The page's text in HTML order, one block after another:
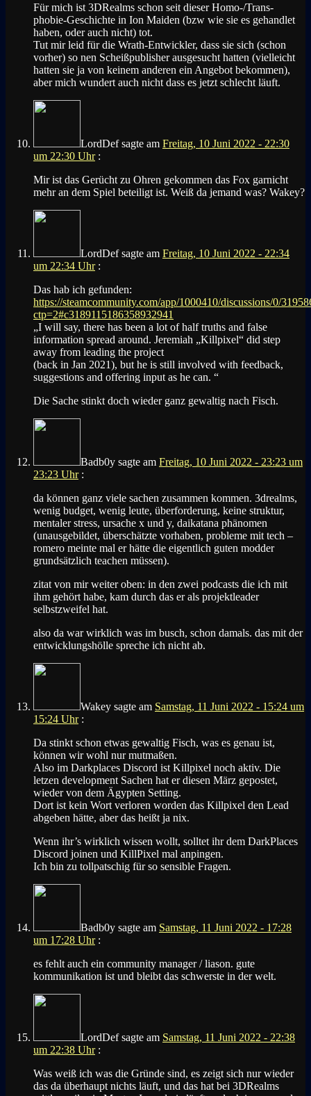
Für mich ist 3DRealms schon seit dieser Homo-/Trans-
phobie-Geschichte in Ion Maiden (bzw wie sie es gehandlet
haben, oder auch nicht) tot.
Tut mir leid für die Wrath-Entwickler, dass sie sich (schon
vorher) so nen Scheißpublisher ausgesucht hatten (vielleicht
hatten sie ja von keinem anderen ein Angebot bekommen),
aber mich wundert auch nicht dass es jetzt schlecht läuft.
LordDefsagte am Freitag, 10 Juni 2022 - 22:30
um 22:30 Uhr :
Mir ist das Gerücht zu Ohren gekommen das Fox garnicht
mehr an dem Spiel beteiligt ist. Weiß da jemand was? Wakey?
LordDefsagte am Freitag, 10 Juni 2022 - 22:34
um 22:34 Uhr :
Das hab ich gefunden:
https://steamcommunity.com/app/1000410/discussions/0/
ctp=2#c3189115186358932941
„I will say, there has been a lot of half truths and false
information spread around. Jeremiah „Killpixel“ did step
away from leading the project
(back in Jan 2021), but he is still involved with feedback,
suggestions and offering input as he can. “
Die Sache stinkt doch wieder ganz gewaltig nach Fisch.
Badb0y sagte am Freitag, 10 Juni 2022 - 23:23 um
23:23 Uhr :
da können ganz viele sachen zusammen kommen. 3drealms,
wenig budget, wenig leute, überforderung, keine struktur,
mentaler stress, ursache x und y, daikatana phänomen
(unausgebildet, überschätzte vorhaben, probleme mit tech –
romero meinte mal er hätte die eigentlich guten modder
grundsätzlich teachen müssen).
zitat von mir weiter oben: in den zwei podcasts die ich mit
ihm gehört habe, kam durch das er als projektleader
selbstzweifel hat.
also da war wirklich was im busch, schon damals. das mit der
entwicklungshölle spreche ich nicht ab.
Wakey sagte am Samstag, 11 Juni 2022 - 15:24 um
15:24 Uhr :
Da stinkt schon etwas gewaltig Fisch, was es genau ist,
können wir wohl nur mutmaßen.
Also im Darkplaces Discord ist Killpixel noch aktiv. Die
letzen development Sachen hat er diesen März gepostet,
wieder von dem Ägypten Setting.
Dort ist kein Wort verloren worden das Killpixel den Lead
abgeben hätte, aber das heißt ja nix.
Wenn ihr’s wirklich wissen wollt, solltet ihr dem DarkPlaces
Discord joinen und KillPixel mal anpingen.
Ich bin zu tollpatschig für so sensible Fragen.
Badb0y sagte am Samstag, 11 Juni 2022 - 17:28
um 17:28 Uhr :
es fehlt auch ein community manager / liason. gute
kommunikation ist und bleibt das schwerste in der welt.
LordDefsagte am Samstag, 11 Juni 2022 - 22:38
um 22:38 Uhr :
Was weiß ich was die Gründe sind, es zeigt sich nur wieder
das da überhaupt nichts läuft, und das hat bei 3DRealms